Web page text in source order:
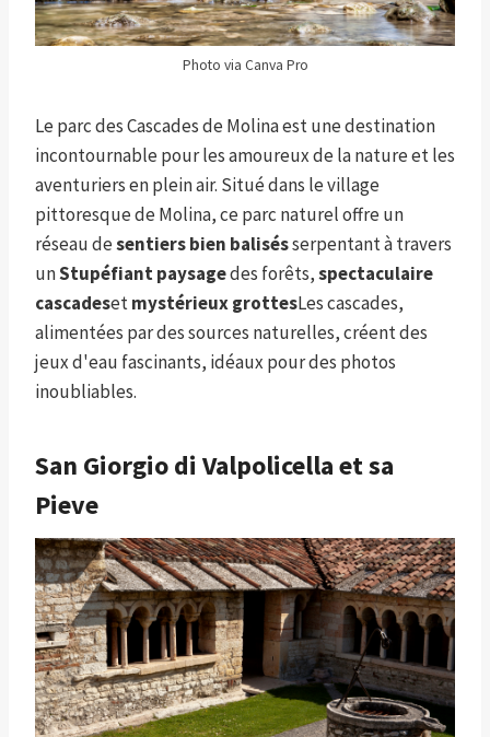
Photo via Canva Pro
Le parc des Cascades de Molina est une destination
incontournable pour les amoureux de la nature et les
aventuriers en plein air. Situé dans le village
pittoresque de Molina, ce parc naturel offre un
réseau desentiers bien balisésserpentant à travers
unStupéfiantpaysagedes forêts,spectaculaire
cascadesetmystérieuxgrottesLes cascades,
alimentées par des sources naturelles, créent des
jeux d'eau fascinants, idéaux pour des photos
inoubliables.
San Giorgio di Valpolicella et sa
Pieve